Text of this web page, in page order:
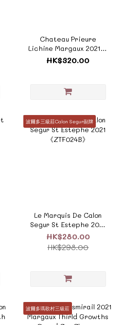
Chateau Prieure
Lichine Margaux 2021《
ZTF073D 》
HK$320.00
波爾多三級莊Calon Segur副牌
Le Marquis De Calon
Segur St Estephe 2021
《ZTF024B》
HK$280.00
HK$298.00
波爾多瑪歌村三級莊